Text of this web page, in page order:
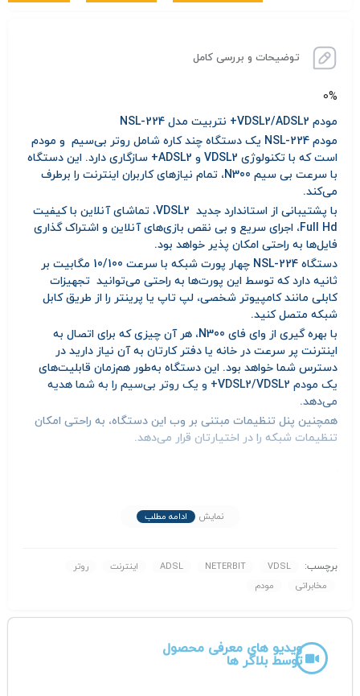
توضیحات و بررسی کامل
0%
مودم VDSL2/ADSL2+ نتربیت مدل NSL-224
مودم NSL-224 یک دستگاه چند کاره شامل روتر بی‌سیم و مودم
است که با تکنولوژی VDSL2 و ADSL2+ سازگاری دارد. این دستگاه
با سرعت بی سیم N300، تمام نیازهای کاربران اینترنت را برطرف
می‌کند.
با پشتیبانی از استاندارد جدید VDSL2، تماشای آنلاین با کیفیت
Full Hd، اجرای سریع و بی نقص بازی‌های آنلاین و اشتراک گذاری
فایل‌ها به راحتی امکان پذیر خواهد بود.
دستگاه NSL-224 چهار پورت شبکه با سرعت 10/100 مگابیت بر
ثانیه دارد که توسط این پورت‌ها به راحتی می‌توانید تجهیزات
کابلی مانند کامپیوتر شخصی، لپ تاپ یا پرینتر را از طریق کابل
شبکه متصل کنید.
با بهره گیری از وای فای N300، هر آن چیزی که برای اتصال به
اینترنت پر سرعت در خانه یا دفتر کارتان به آن نیاز دارید در
دسترس شما خواهد بود. این دستگاه به‌طور هم‌زمان قابلیت‌های
یک مودم VDSL2/VDSL2+ و یک روتر بی‌سیم را به شما هدیه
می‌دهد.
همچنین پنل تنظیمات مبتنی بر وب این دستگاه، به راحتی امکان
تنظیمات شبکه را در اختیارتان قرار می‌دهد.
نمایش ادامه مطلب
برچسب: ADSL NETERBIT VDSL اینترنت
روتر
مخابراتی
مودم
ویدیو های معرفی محصول
توسط بلاگر ها